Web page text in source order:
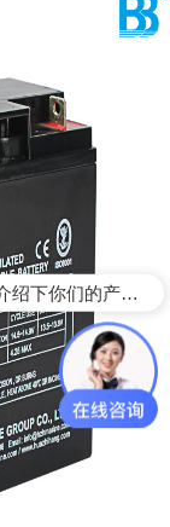
可以介绍下你们的产品么？